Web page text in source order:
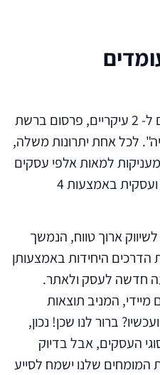
ערוצי הפרסום בגוגל מתחלקים ל- 2 עיקריים, פרסום ברשת
לכל אחת יתרונות משלה,
למאות אלפי עסקים
בארץ ובעולם הצלחה מיתוגית ועסקית באמצעות 4
ארוך טווח, הנמשך
הדרכים היחידות באמצעותן
חדשה לעסק ולאתר.
מיידי, המניב תוצאות
ברור לנו שכן! נכון,
העסקים, אבל בדיוק
המומחים שלנו ישמח לסייע